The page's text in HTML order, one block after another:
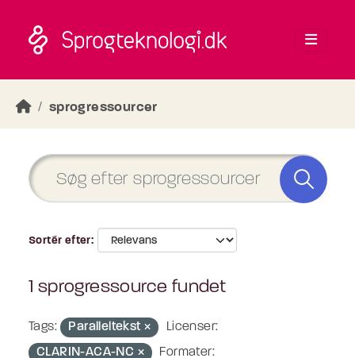
sprogressourcer
Sortér efter
1 sprogressource fundet
Tags: Paralleltekst
Licenser:
CLARIN-ACA-NC
Formater: